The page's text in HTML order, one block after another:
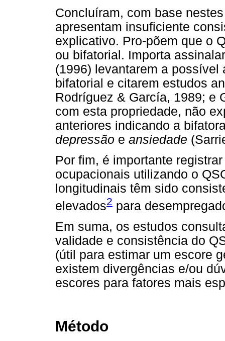
Concluíram, com base
apresentam insuficiente
explicativo. Pro-põem que o
ou bifatorial. Importa
(1996) levantarem a
bifatorial e citarem estudos
Rodríguez & García, 1989; e
com esta propriedade, não
anteriores indicando a
depressão e ansiedade
Por fim, é importante
ocupacionais utilizando o
longitudinais têm sido
elevados2 para
Em suma, os estudos
validade e consistência do
(útil para estimar um escore
existem divergências e/ou
escores para fatores mais
Método